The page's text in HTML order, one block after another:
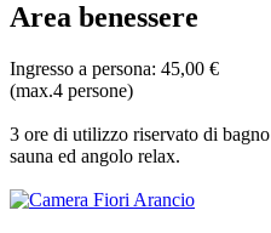
Area benessere
Ingresso a persona: 45,00 €
(max.4 persone)
3 ore di utilizzo riservato di
sauna ed angolo relax.